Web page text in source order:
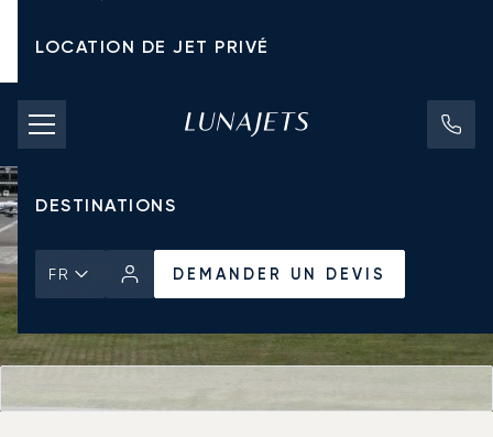
LOCATION DE JET PRIVÉ
TARIFS D'AFFRÈTEMENT
JETS PRIVÉS
DESTINATIONS
FR DEMANDER UN DEVIS